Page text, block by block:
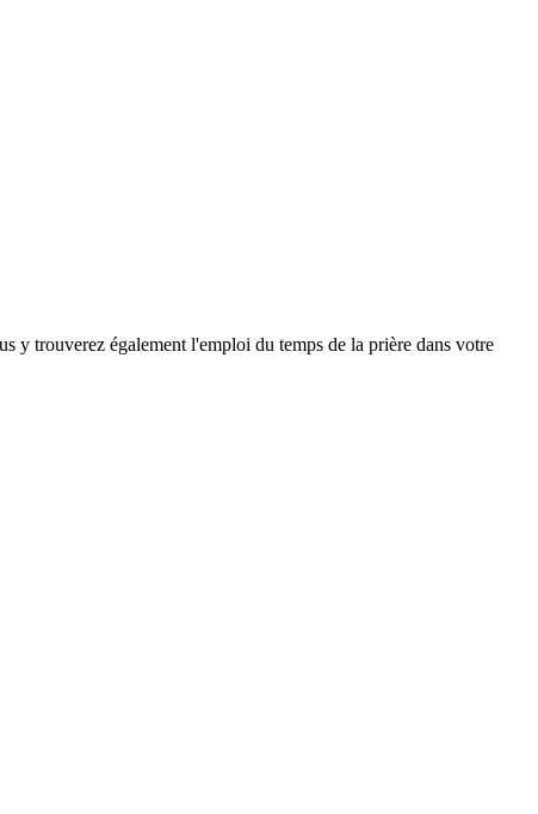
y trouverez également l'emploi du temps de la prière dans votre